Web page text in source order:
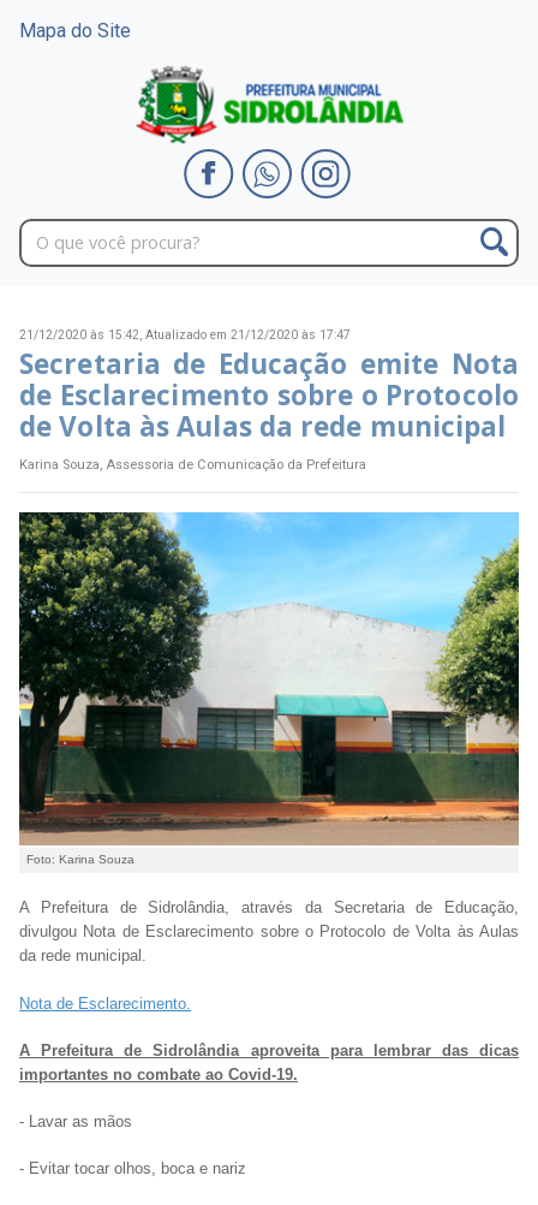
Mapa do Site
21/12/2020 às 15:42, Atualizado em 21/12/2020 às 17:47
Secretaria de Educação emite Nota
de Esclarecimento sobre o Protocolo
de Volta às Aulas da rede municipal
Karina Souza, Assessoria de Comunicação da Prefeitura
Foto: Karina Souza
A Prefeitura de Sidrolândia, através da Secretaria de Educação,
divulgou Nota de Esclarecimento sobre o Protocolo de Volta às Aulas
da rede municipal.
Nota de Esclarecimento.
A Prefeitura de Sidrolândia aproveita para lembrar das dicas
importantes no combate ao Covid-19.
- Lavar as mãos
- Evitar tocar olhos, boca e nariz